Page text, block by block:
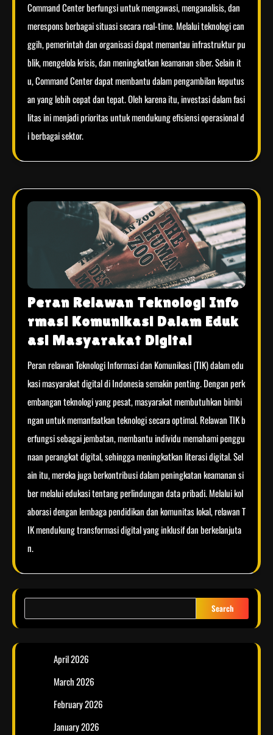
Command Center berfungsi untuk mengawasi, menganalisis, dan
merespons berbagai situasi secara real-time. Melalui teknologi can
ggih, pemerintah dan organisasi dapat memantau infrastruktur pu
blik, mengelola krisis, dan meningkatkan keamanan siber. Selain it
u, Command Center dapat membantu dalam pengambilan keputus
an yang lebih cepat dan tepat. Oleh karena itu, investasi dalam fasi
litas ini menjadi prioritas untuk mendukung efisiensi operasional d
i berbagai sektor.
Peran Relawan Teknologi Info
rmasi Komunikasi Dalam Eduk
asi Masyarakat Digital
Peran relawan Teknologi Informasi dan Komunikasi (TIK) dalam edu
kasi masyarakat digital di Indonesia semakin penting. Dengan perk
embangan teknologi yang pesat, masyarakat membutuhkan bimbi
ngan untuk memanfaatkan teknologi secara optimal. Relawan TIK b
erfungsi sebagai jembatan, membantu individu memahami penggu
naan perangkat digital, sehingga meningkatkan literasi digital. Sel
ain itu, mereka juga berkontribusi dalam peningkatan keamanan si
ber melalui edukasi tentang perlindungan data pribadi. Melalui kol
aborasi dengan lembaga pendidikan dan komunitas lokal, relawan T
IK mendukung transformasi digital yang inklusif dan berkelanjuta
n.
Search
April 2026
March 2026
February 2026
January 2026